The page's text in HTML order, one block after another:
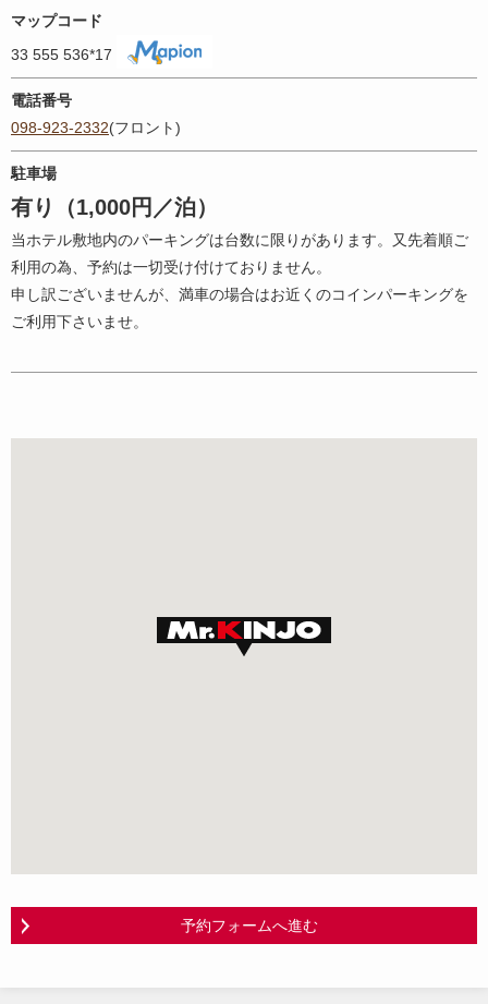
マップコード
33 555 536*17
電話番号
098-923-2332(フロント)
駐車場
有り（1,000円／泊）
当ホテル敷地内のパーキングは台数に限りがあります。又先着順ご
利用の為、予約は一切受け付けておりません。
申し訳ございませんが、満車の場合はお近くのコインパーキングを
ご利用下さいませ。
予約フォームへ進む